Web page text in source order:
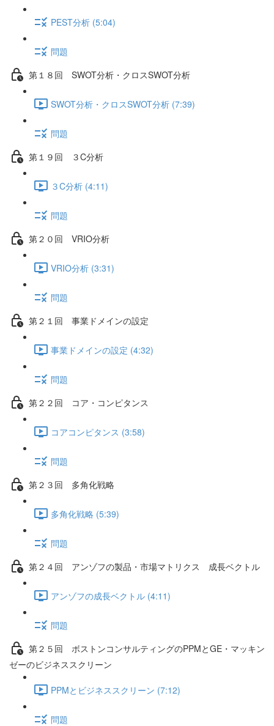
PEST分析 (5:04)
問題
第１８回 SWOT分析・クロスSWOT分析
SWOT分析・クロスSWOT分析 (7:39)
問題
第１９回 ３C分析
３C分析 (4:11)
問題
第２０回 VRIO分析
VRIO分析 (3:31)
問題
第２１回 事業ドメインの設定
事業ドメインの設定 (4:32)
問題
第２２回 コア・コンピタンス
コアコンピタンス (3:58)
問題
第２３回 多角化戦略
多角化戦略 (5:39)
問題
第２４回 アンゾフの製品・市場マトリクス 成長ベクトル
アンゾフの成長ベクトル (4:11)
問題
第２５回 ボストンコンサルティングのPPMとGE・マッキン
ゼーのビジネススクリーン
PPMとビジネススクリーン (7:12)
問題